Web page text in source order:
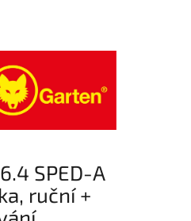
SPED-A
ruční +